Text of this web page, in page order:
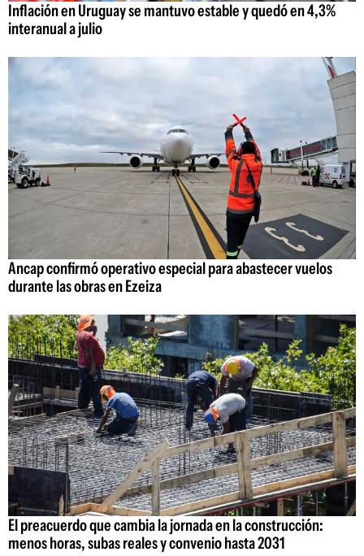
Inflación en Uruguay se mantuvo estable y quedó en 4,3%
interanual a julio
Ancap confirmó operativo especial para abastecer vuelos
durante las obras en Ezeiza
El preacuerdo que cambia la jornada en la construcción:
menos horas, subas reales y convenio hasta 2031